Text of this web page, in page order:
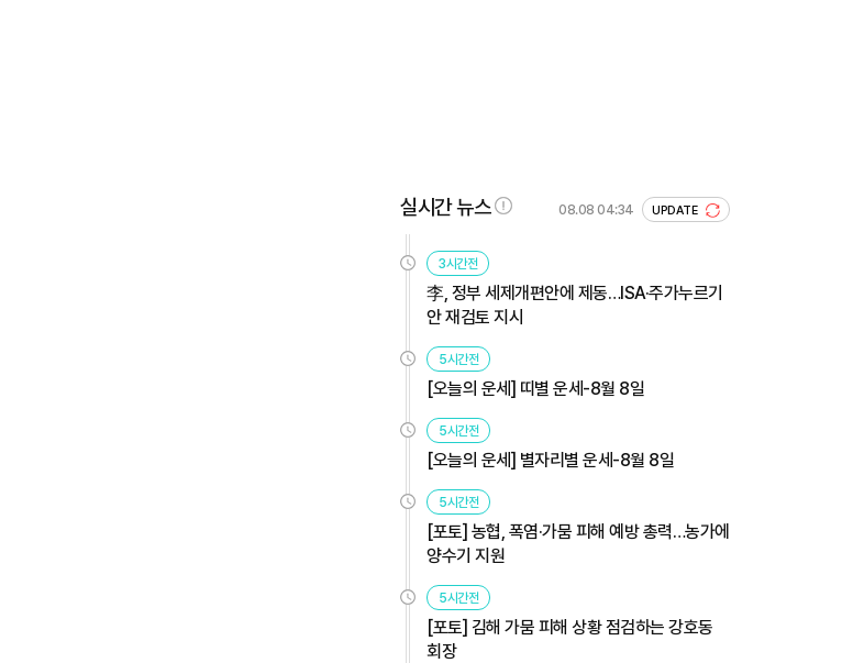
실시간 뉴스 08.08 04:34 UPDATE
3시간전
李, 정부 세제개편안에 제동…ISA·주가누르기
안 재검토 지시
5시간전
[오늘의 운세] 띠별 운세-8월 8일
5시간전
[오늘의 운세] 별자리별 운세-8월 8일
5시간전
[포토] 농협, 폭염·가뭄 피해 예방 총력…농가에
양수기 지원
5시간전
[포토] 김해 가뭄 피해 상황 점검하는 강호동
회장